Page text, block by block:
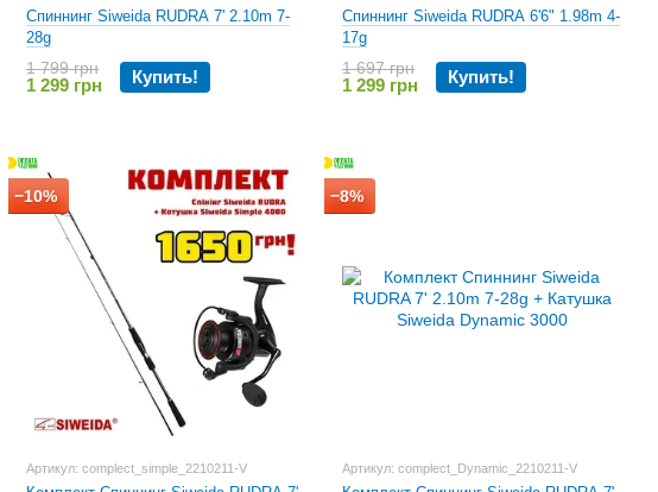
Спиннинг Siweida RUDRA 7' 2.10m 7-
28g
1 799 грн
1 299 грн Купить!
Спиннинг Siweida RUDRA 6'6" 1.98m 4-
17g
1 697 грн
1 299 грн Купить!
−10%
Артикул: complect_simple_2210211-V
−8%
Артикул: complect_Dynamic_2210211-V